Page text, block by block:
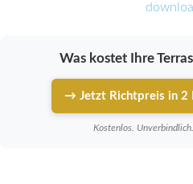
Was kostet Ihre
→ Jetzt Richtpreis in 2
Kostenlos.